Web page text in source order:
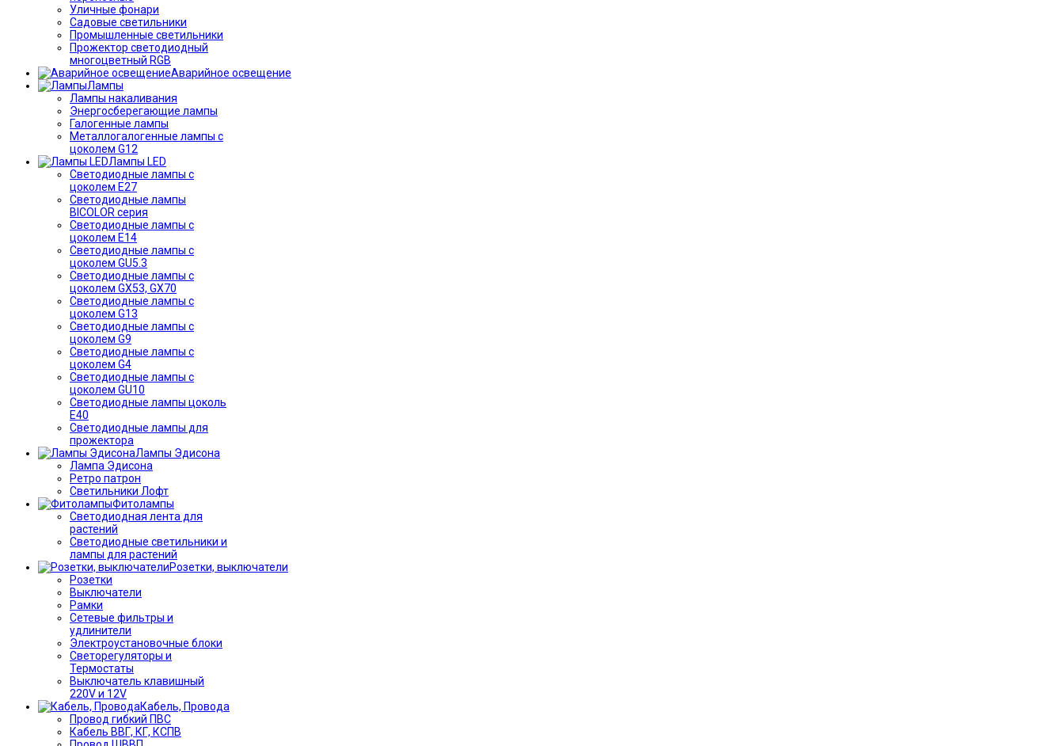
Уличные фонари
Садовые светильники
Промышленные светильники
Прожектор светодиодный
многоцветный RGB
Аварийное освещение
Лампы
Лампы накаливания
Энергосберегающие лампы
Галогенные лампы
Металлогалогенные лампы с
цоколем G12
Лампы LED
Светодиодные лампы с
цоколем E27
Светодиодные лампы
BICOLOR серия
Светодиодные лампы с
цоколем E14
Светодиодные лампы с
цоколем GU5.3
Светодиодные лампы с
цоколем GX53, GX70
Светодиодные лампы с
цоколем G13
Светодиодные лампы с
цоколем G9
Светодиодные лампы с
цоколем G4
Светодиодные лампы с
цоколем GU10
Светодиодные лампы цоколь
Е40
Светодиодные лампы для
прожектора
Лампы Эдисона
Лампа Эдисона
Ретро патрон
Светильники Лофт
Фитолампы
Светодиодная лента для
растений
Светодиодные светильники и
лампы для растений
Розетки, выключатели
Розетки
Выключатели
Рамки
Сетевые фильтры и
удлинители
Электроустановочные блоки
Светорегуляторы и
Термостаты
Выключатель клавишный
220V и 12V
Кабель, Провода
Провод гибкий ПВС
Кабель ВВГ, КГ, КСПВ